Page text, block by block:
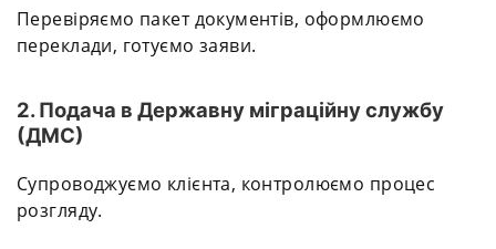
Перевіряємо пакет документів, оформлюємо
переклади, готуємо заяви.
2. Подача в Державну міграційну службу
(ДМС)
Супроводжуємо клієнта, контролюємо процес
розгляду.